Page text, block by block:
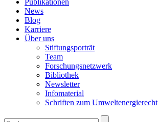
Publikationen
News
Blog
Karriere
Über uns
Stiftungsporträt
Team
Forschungsnetzwerk
Bibliothek
Newsletter
Infomaterial
Schriften zum Umweltenergierecht